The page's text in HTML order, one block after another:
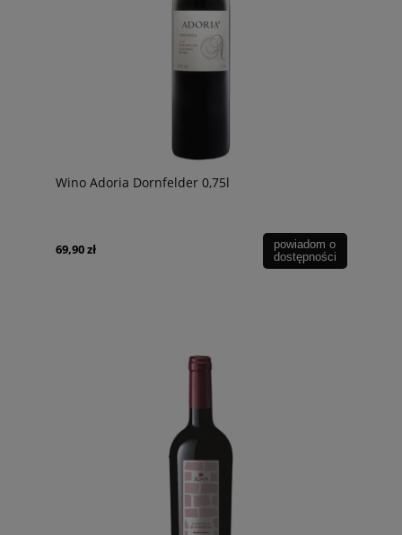
Wino Adoria Dornfelder 0,75l
69,90 zł
powiadom o
dostępności